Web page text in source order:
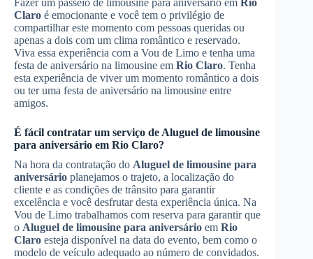
Fazer um passeio de limousine para aniversário em Rio
Claro é emocionante e você tem o privilégio de
compartilhar este momento com pessoas queridas ou
apenas a dois com um clima romântico e reservado.
Viva essa experiência com a Vou de Limo e tenha uma
festa de aniversário na limousine em Rio Claro. Tenha
esta experiência de viver um momento romântico a dois
ou ter uma festa de aniversário na limousine entre
amigos.
É fácil contratar um serviço de Aluguel de limousine
para aniversário em Rio Claro?
Na hora da contratação do Aluguel de limousine para
aniversário planejamos o trajeto, a localização do
cliente e as condições de trânsito para garantir
excelência e você desfrutar desta experiência única. Na
Vou de Limo trabalhamos com reserva para garantir que
o Aluguel de limousine para aniversário em Rio
Claro esteja disponível na data do evento, bem como o
modelo de veículo adequado ao número de convidados.